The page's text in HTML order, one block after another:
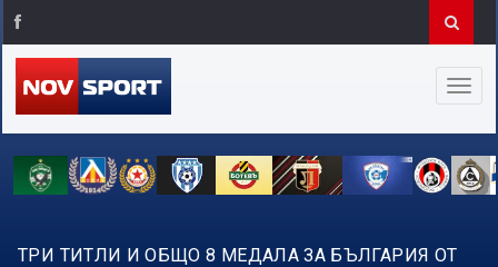
ТРИ ТИТЛИ И ОБЩО 8 МЕДАЛА ЗА БЪЛГАРИЯ ОТ